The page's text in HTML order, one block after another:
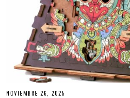
NOVIEMBRE 26, 2025